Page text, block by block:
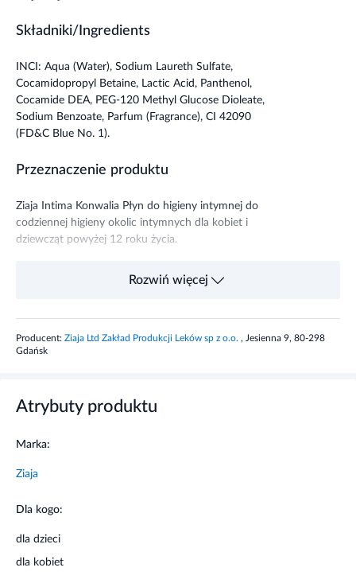
Składniki/Ingredients
INCI: Aqua (Water), Sodium Laureth Sulfate,
Cocamidopropyl Betaine, Lactic Acid, Panthenol,
Cocamide DEA, PEG-120 Methyl Glucose Dioleate,
Sodium Benzoate, Parfum (Fragrance), CI 42090
(FD&C Blue No. 1).
Przeznaczenie produktu
Ziaja Intima Konwalia Płyn do higieny intymnej do
codziennej higieny okolic intymnych dla kobiet i
dziewcząt powyżej 12 roku życia.
Stosowanie produktu
Do mycia stosować niewielką ilość płynu, następnie
dokładnie spłukać. Produkt przeznaczony do użytku
Rozwiń więcej
Producent: Ziaja Ltd Zakład Produkcji Leków sp z o.o. , Jesienna 9, 80-298
Gdańsk
Atrybuty produktu
Marka:
Ziaja
Dla kogo:
dla dzieci
dla kobiet